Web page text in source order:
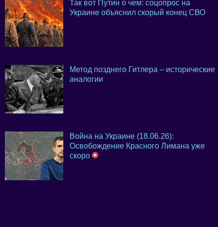
Так вот Путин о чем: соцопрос на
Украине объяснил скорый конец СВО
Метод позднего Гитлера – исторические
аналогии
Война на Украине (18.06.26):
Освобождение Красного Лимана уже
скоро